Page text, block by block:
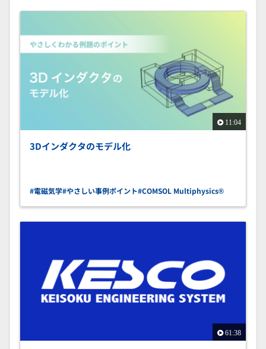
11:04
3Dインダクタのモデル化
#電磁気学#やさしい事例ポイント#COMSOL Multiphysics®
61:38